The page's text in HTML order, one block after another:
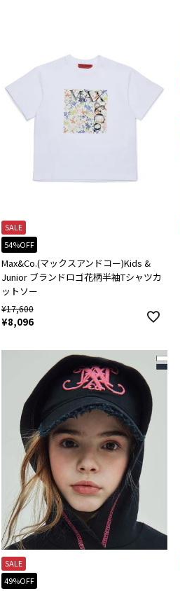
SALE
54%OFF
Max&Co.(マックスアンドコー)Kids &
Junior ブランドロゴ花柄半袖Tシャツカ
ットソー
¥17,600
¥8,096
SALE
49%OFF